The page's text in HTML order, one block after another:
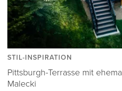
STIL-INSPIRATION
Pittsburgh-Terrasse mit
Malecki